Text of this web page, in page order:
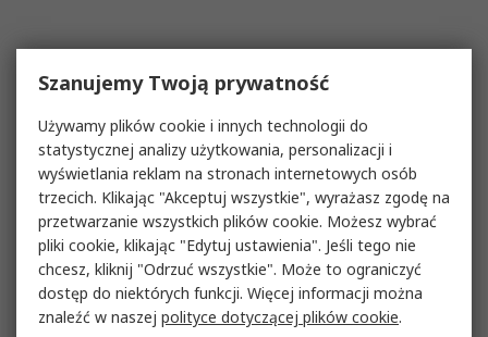
Szanujemy Twoją prywatność
Używamy plików cookie i innych technologii do
statystycznej analizy użytkowania, personalizacji i
wyświetlania reklam na stronach internetowych osób
trzecich. Klikając "Akceptuj wszystkie", wyrażasz zgodę na
przetwarzanie wszystkich plików cookie. Możesz wybrać
pliki cookie, klikając "Edytuj ustawienia". Jeśli tego nie
chcesz, kliknij "Odrzuć wszystkie". Może to ograniczyć
dostęp do niektórych funkcji. Więcej informacji można
znaleźć w naszej polityce dotyczącej plików cookie.